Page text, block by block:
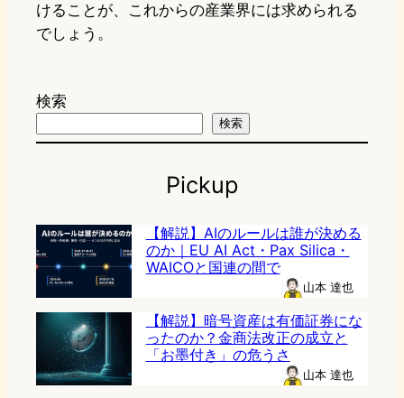
けることが、これからの産業界には求められる
でしょう。
検索
検索
Pickup
【解説】AIのルールは誰が決める
のか｜EU AI Act・Pax Silica・
WAICOと国連の間で
山本 達也
【解説】暗号資産は有価証券にな
ったのか？金商法改正の成立と
「お墨付き」の危うさ
山本 達也